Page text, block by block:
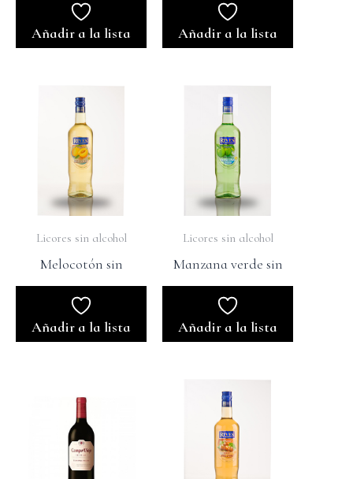
Añadir a la lista Añadir a la lista
Licores sin alcohol
Melocotón sin
Añadir a la lista
Licores sin alcohol
Manzana verde sin
Añadir a la lista